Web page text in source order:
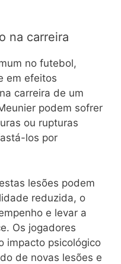
na carreira
no futebol,
em efeitos
carreira de um
podem sofrer
ou rupturas
los por
lesões podem
reduzida, o
e levar a
Os jogadores
impacto psicológico
de novas lesões e